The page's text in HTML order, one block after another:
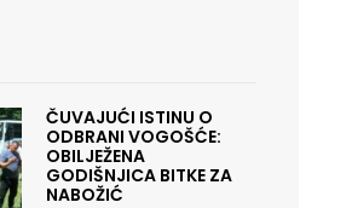
ČUVAJUĆI ISTINU O
ODBRANI VOGOŠĆE:
OBILJEŽENA
GODIŠNJICA BITKE ZA
NABOŽIĆ